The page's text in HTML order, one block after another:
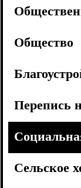
Общество
Перепись
Сельское